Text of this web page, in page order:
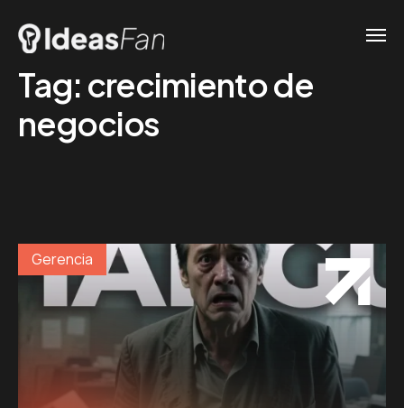
Tag: crecimiento de
negocios
Gerencia